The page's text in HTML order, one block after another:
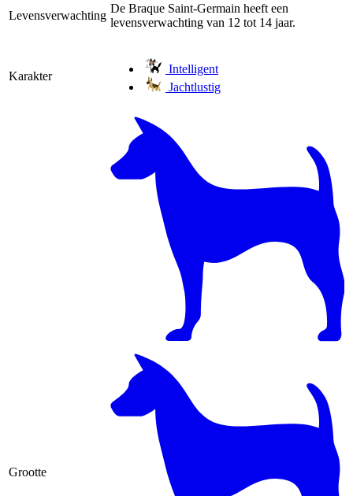
Levensverwachting
De Braque Saint-Germain heeft een
levensverwachting van 12 tot 14 jaar.
Karakter
Intelligent
Jachtlustig
Grootte